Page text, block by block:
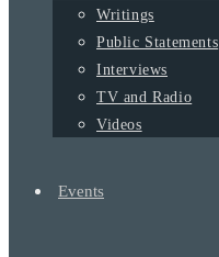
Writings
Public Statements
Interviews
TV and Radio
Videos
Events